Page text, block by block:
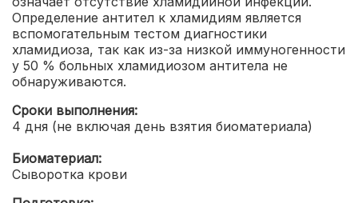
Определение антител к хламидиям является
вспомогательным тестом диагностики
хламидиоза, так как из-за низкой иммуногенности
у 50 % больных хламидиозом антитела не
обнаруживаются.
Сроки выполнения:
4 дня (не включая день взятия биоматериала)
Биоматериал:
Сыворотка крови